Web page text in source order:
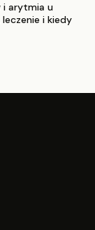
i arytmia u
i kiedy